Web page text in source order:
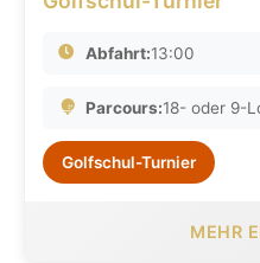
Abfahrt:13:00
Parcours:18- oder 9-
Golfschul-Turnier
MEHR